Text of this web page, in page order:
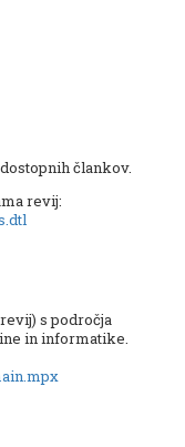
člankov.
revij:
s področja
in informatike.